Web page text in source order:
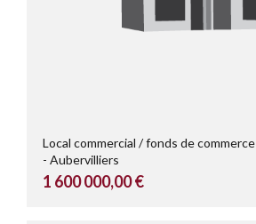
Local commercial / fonds de commerce
Aubervilliers
1 600 000,00 €